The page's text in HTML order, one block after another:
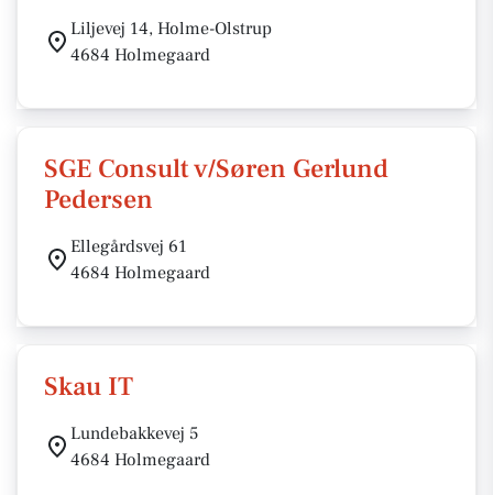
Liljevej 14, Holme-Olstrup
4684 Holmegaard
SGE Consult v/Søren Gerlund
Pedersen
Ellegårdsvej 61
4684 Holmegaard
Skau IT
Lundebakkevej 5
4684 Holmegaard